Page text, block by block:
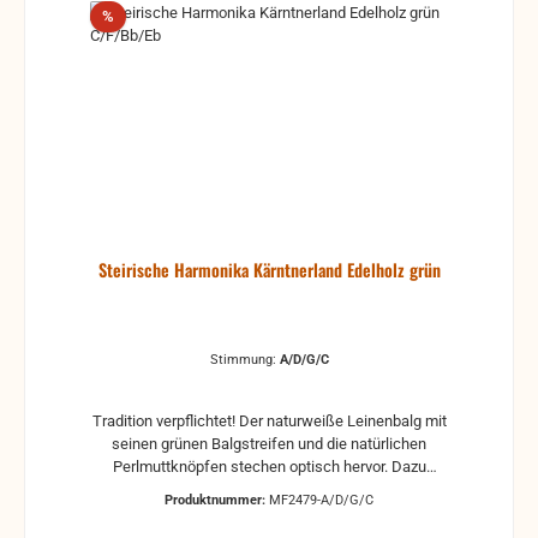
%Rabatt
Steirische Harmonika Kärntnerland Edelholz grün
Stimmung: A/D/G/C
Tradition verpflichtet! Der naturweiße Leinenbalg mit
seinen grünen Balgstreifen und die natürlichen
Perlmuttknöpfen stechen optisch hervor. Dazu
Produktnummer: MF2479-A/D/G/C